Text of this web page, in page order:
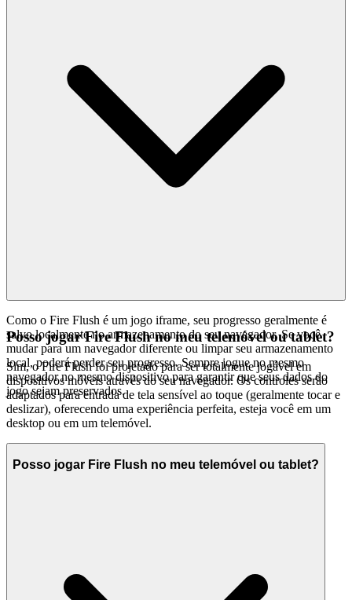
Como o Fire Flush é um jogo iframe, seu progresso geralmente é
salvo localmente no armazenamento do seu navegador. Se você
mudar para um navegador diferente ou limpar seu armazenamento
local, poderá perder seu progresso. Sempre jogue no mesmo
navegador no mesmo dispositivo para garantir que seus dados do
jogo sejam preservados.
Posso jogar Fire Flush no meu telemóvel ou tablet?
Sim, o Fire Flush foi projetado para ser totalmente jogável em
dispositivos móveis através do seu navegador. Os controles serão
adaptados para entrada de tela sensível ao toque (geralmente tocar e
deslizar), oferecendo uma experiência perfeita, esteja você em um
desktop ou em um telemóvel.
Posso jogar Fire Flush no meu telemóvel ou tablet?